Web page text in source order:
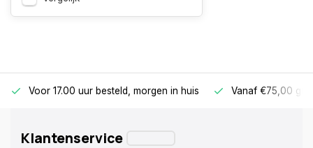
Voor 17.00 uur besteld, morgen in huis Vanaf €75,00
Klantenservice